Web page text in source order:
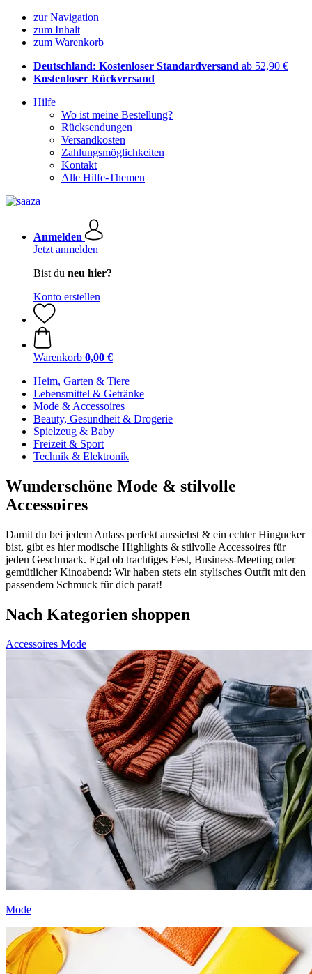
zur Navigation
zum Inhalt
zum Warenkorb
Deutschland: Kostenloser Standardversand ab 52,90 €
Kostenloser Rückversand
Hilfe
Wo ist meine Bestellung?
Rücksendungen
Versandkosten
Zahlungsmöglichkeiten
Kontakt
Alle Hilfe-Themen
Anmelden
Jetzt anmelden
Bist du neu hier?
Konto erstellen
Warenkorb 0,00 €
Heim, Garten & Tiere
Lebensmittel & Getränke
Mode & Accessoires
Beauty, Gesundheit & Drogerie
Spielzeug & Baby
Freizeit & Sport
Technik & Elektronik
Wunderschöne Mode & stilvolle
Accessoires
Damit du bei jedem Anlass perfekt aussiehst & ein echter Hingucker
bist, gibt es hier modische Highlights & stilvolle Accessoires für
jeden Geschmack. Egal ob trachtiges Fest, Business-Meeting oder
gemütlicher Kinoabend: Wir haben stets ein stylisches Outfit mit den
passendem Schmuck für dich parat!
Nach Kategorien shoppen
Accessoires Mode
Mode